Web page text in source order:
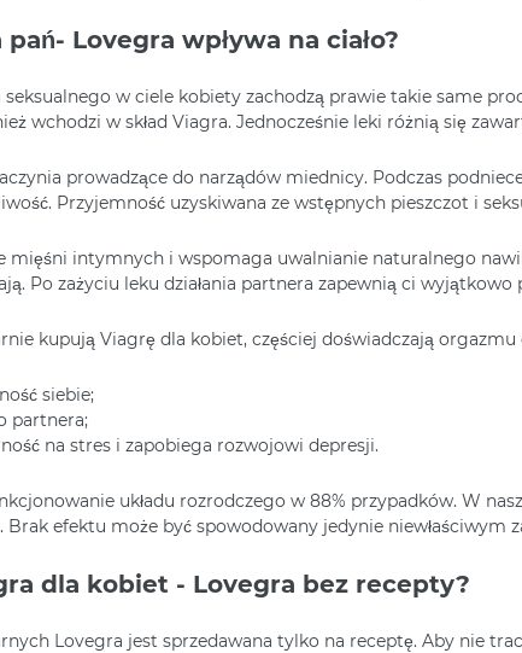
Lovegra wpływa na ciało?
seksualnego w ciele kobiety zachodzą prawie takie same
wchodzi w skład Viagra. Jednocześnie leki różnią się
prowadzące do narządów miednicy. Podczas
Przyjemność uzyskiwana ze wstępnych pieszczot i
mięśni intymnych i wspomaga uwalnianie naturalnego
Po zażyciu leku działania partnera zapewnią ci wyjątkowo
kupują Viagrę dla kobiet, częściej doświadczają
siebie;
partnera;
na stres i zapobiega rozwojowi depresji.
układu rozrodczego w 88% przypadków. W
Brak efektu może być spowodowany jedynie
dla kobiet - Lovegra bez recepty?
Lovegra jest sprzedawana tylko na receptę. Aby nie